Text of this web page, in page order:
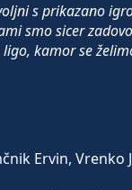
s prikazano
smo sicer
kamor se
Ervin, Vrenko